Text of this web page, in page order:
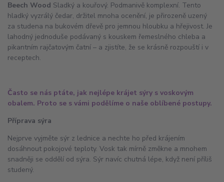
Beech Wood Sladký a kouřový. Podmanivě komplexní. Tento
hladký vyzrálý čedar, držitel mnoha ocenění, je přirozeně uzený
za studena na bukovém dřevě pro jemnou hloubku a hřejivost. Je
lahodný jednoduše podávaný s kouskem řemeslného chleba a
pikantním rajčatovým čatní – a zjistíte, že se krásně rozpouští i v
receptech.
Často se nás ptáte, jak nejlépe krájet sýry s voskovým
obalem. Proto se s vámi podělíme o naše oblíbené postupy.
Příprava sýra
Nejprve vyjměte sýr z lednice a nechte ho před krájením
dosáhnout pokojové teploty. Vosk tak mírně změkne a mnohem
snadněji se oddělí od sýra. Sýr navíc chutná lépe, když není příliš
studený.